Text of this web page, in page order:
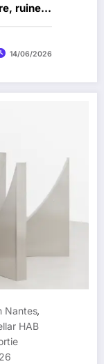
ruines
14/06/2026
Nantes,
HAB